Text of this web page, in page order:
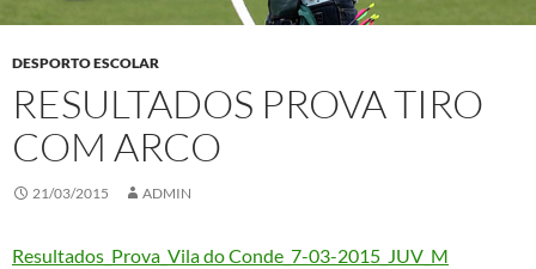
DESPORTO ESCOLAR
RESULTADOS PROVA TIRO
COM ARCO
21/03/2015 ADMIN
Resultados_Prova_Vila do Conde_7-03-2015_JUV_M